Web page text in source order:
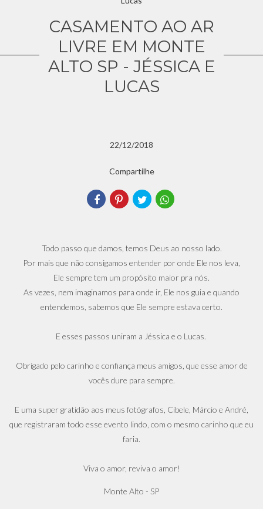
CASAMENTO AO AR
LIVRE EM MONTE
ALTO SP - JÉSSICA E
LUCAS
22/12/2018
Compartilhe
Todo passo que damos, temos Deus ao nosso lado.
Por mais que não consigamos entender por onde Ele nos leva,
Ele sempre tem um propósito maior pra nós.
As vezes, nem imaginamos para onde ir, Ele nos guia e quando
entendemos, sabemos que Ele sempre estava certo.
E esses passos uniram a Jéssica e o Lucas.
Obrigado pelo carinho e confiança meus amigos, que esse amor de
vocês dure para sempre.
E uma super gratidão aos meus fotógrafos, Cibele, Márcio e André,
que registraram todo esse evento lindo, com o mesmo carinho que eu
faria.
Viva o amor, reviva o amor!
Monte Alto - SP